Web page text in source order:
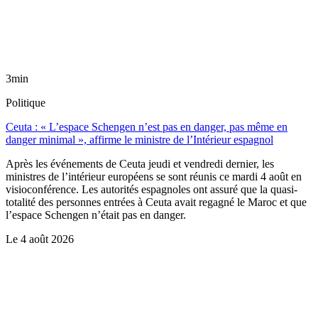
3min
Politique
Ceuta : « L’espace Schengen n’est pas en danger, pas même en
danger minimal », affirme le ministre de l’Intérieur espagnol
Après les événements de Ceuta jeudi et vendredi dernier, les
ministres de l’intérieur européens se sont réunis ce mardi 4 août en
visioconférence. Les autorités espagnoles ont assuré que la quasi-
totalité des personnes entrées à Ceuta avait regagné le Maroc et que
l’espace Schengen n’était pas en danger.
Le 4 août 2026